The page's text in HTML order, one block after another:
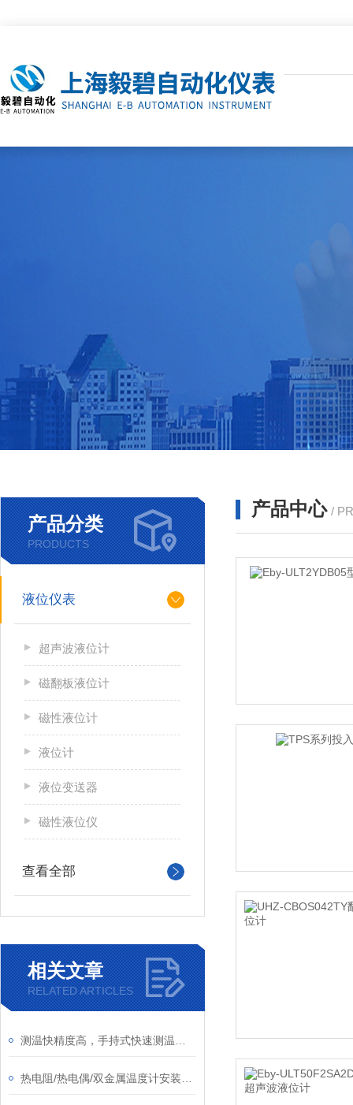
产品分类
PRODUCTS
液位仪表
超声波液位计
磁翻板液位计
磁性液位计
液位计
液位变送器
磁性液位仪
查看全部
相关文章
RELATED ARTICLES
产品中心 /